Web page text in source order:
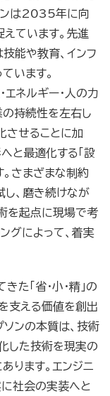
ンは2035年に向
えています。先進
能や教育、インフ
います。
エネルギー・人の力
持続性を左右し
させることに加
と最適化する「設
。さまざまな制約
し、磨き続けなが
を起点に現場で考
グによって、着実
た「省・小・精」の
支える価値を創出
ソンの本質は、技術
した技術を現実の
ります。エンジニ
に社会の実装へと